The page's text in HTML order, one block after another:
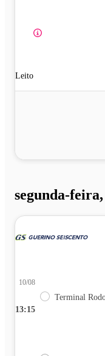
Leito
segunda-
13:15
10/08
Terminal